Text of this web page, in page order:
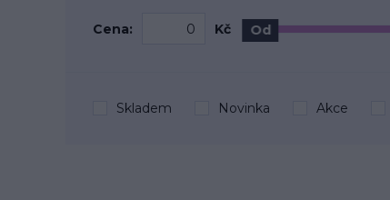
Cena: Kč Od
Skladem Novinka Akce